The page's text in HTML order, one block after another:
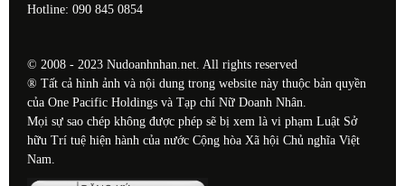
Hotline: 090 845 0854
© 2008 - 2023 Nudoanhnhan.net. All rights reserved
® Tất cả hình ảnh và nội dung trong website này thuộc bản quyền
của One Pacific Holdings và Tạp chí Nữ Doanh Nhân.
Mọi sự sao chép không được phép sẽ bị xem là vi phạm Luật Sở
hữu Trí tuệ hiện hành của nước Cộng hòa Xã hội Chủ nghĩa Việt
Nam.